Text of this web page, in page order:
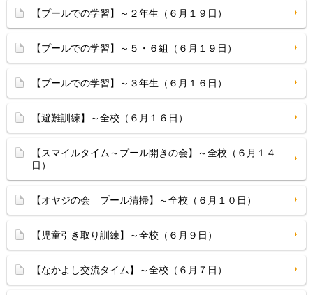
【プールでの学習】～２年生（６月１９日）
【プールでの学習】～５・６組（６月１９日）
【プールでの学習】～３年生（６月１６日）
【避難訓練】～全校（６月１６日）
【スマイルタイム～プール開きの会】～全校（６月１４
日）
【オヤジの会 プール清掃】～全校（６月１０日）
【児童引き取り訓練】～全校（６月９日）
【なかよし交流タイム】～全校（６月７日）